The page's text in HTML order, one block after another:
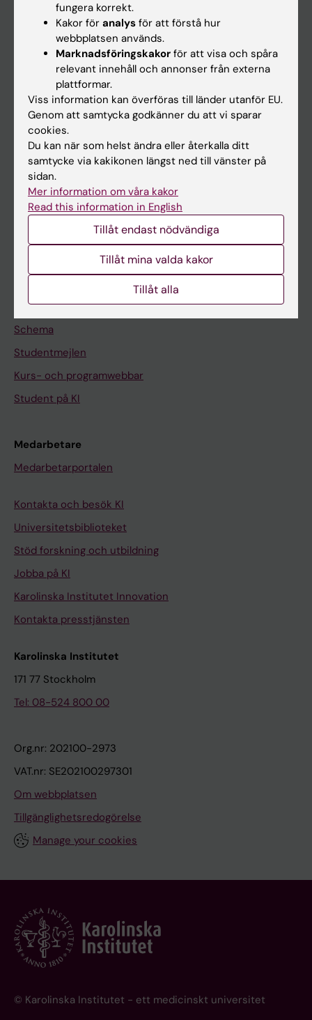
Huvudmeny
Forskarutbildning
Forskning
Om KI
På gång
Nyheter
Canvas
Schema
Studentmejlen
Kurs- och programwebbar
Student på KI
Medarbetare
Medarbetarportalen
Kontakta och besök KI
Universitetsbiblioteket
Stöd forskning och utbildning
Jobba på KI
Karolinska Institutet Innovation
Kontakta presstjänsten
Karolinska Institutet
171 77 Stockholm
Tel: 08-524 800 00
Org.nr: 202100-2973
VAT.nr: SE202100297301
Om webbplatsen
Tillgänglighetsredogörelse
Manage your cookies
© Karolinska Institutet - ett medicinskt universitet
fungera korrekt.
Kakor för analys för att förstå hur
webbplatsen används.
Marknadsföringskakor för att visa och spåra
relevant innehåll och annonser från externa
plattformar.
Viss information kan överföras till länder utanför EU.
Genom att samtycka godkänner du att vi sparar
cookies.
Du kan när som helst ändra eller återkalla ditt
samtycke via kakikonen längst ned till vänster på
sidan.
Mer information om våra kakor
Read this information in English
Tillåt endast nödvändiga
Tillåt mina valda kakor
Tillåt alla